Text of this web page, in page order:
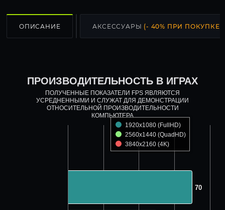
ОПИСАНИЕ АКСЕССУАРЫ (- 40% ПРИ ПОКУПКЕ
ПРОИЗВОДИТЕЛЬНОСТЬ В ИГРАХ
ПОЛУЧЕННЫЕ ПОКАЗАТЕЛИ FPS ЯВЛЯЮТСЯ
УСРЕДНЕННЫМИ И СЛУЖАТ ДЛЯ ДЕМОНСТРАЦИИ
ОТНОСИТЕЛЬНОЙ ПРОИЗВОДИТЕЛЬНОСТИ
КОМПЬЮТЕРА
70
70
1920x1080 (FullHD)
2560x1440 (QuadHD)
3840x2160 (4K)